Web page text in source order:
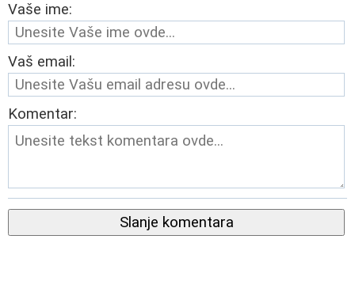
Vaše ime:
Vaš email:
Komentar:
Slanje komentara